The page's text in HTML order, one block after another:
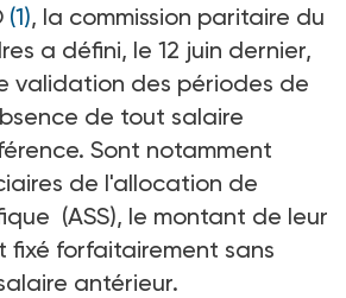
(1), la commission paritaire du
a défini, le 12 juin dernier,
validation des périodes de
de tout salaire
Sont notamment
de l'allocation de
(ASS), le montant de leur
forfaitairement sans
antérieur.